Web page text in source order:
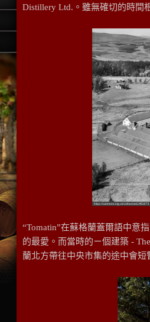
Distillery Ltd.。雖無確切的時間
“Tomatin”在蘇格蘭蓋爾語中意
的最愛。而當時的ㄧ個建築 -
蘭北方帶往中央市集的途中會